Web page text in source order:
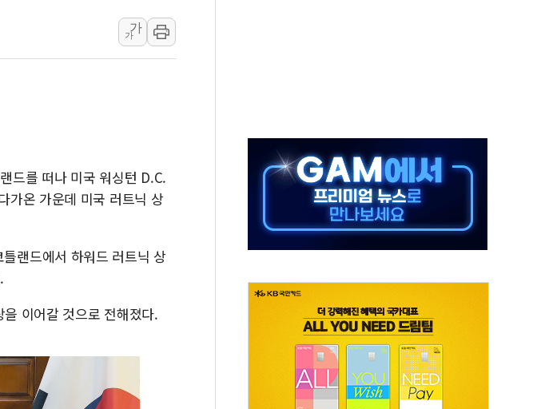
한수원 "폭염 속 전력수급 이상무"…김회천 사장, 원전 현장점검
박형수 의원 '선관위 견제·감독 강화' 2개 법 대표 발의
서울 38도 폭염에 온열질환 사망자 2명…올해 하루 환자 최다
가
가
드를 떠나 미국 워싱턴 D.C.
가온 가운데 미국 러트닉 상
랜드에서 하워드 러트닉 상
이어갈 것으로 전해졌다.